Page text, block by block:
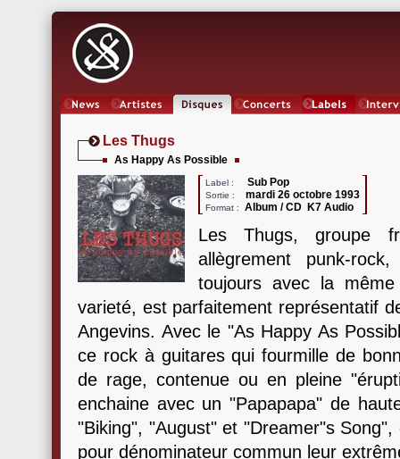
Les Thugs
As Happy As Possible
Label : Sub Pop
Sortie : mardi 26 octobre 1993
Format : Album / CD K7 Audio
Les Thugs, groupe
allègrement punk-
toujours avec la
varieté, est parfaitement représentatif
Angevins. Avec le "As Happy As
ce rock à guitares qui fourmille de
de rage, contenue ou en pleine
enchaine avec un "Papapapa" de
"Biking", "August" et "Dreamer"s
pour dénominateur commun leur